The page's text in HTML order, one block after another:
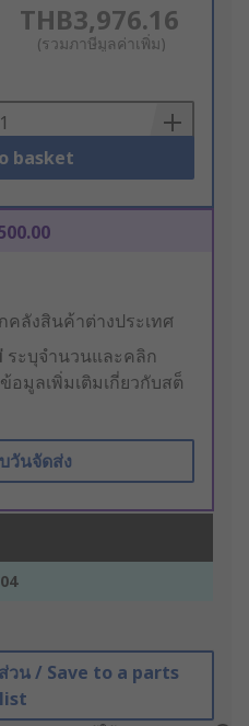
THB3,976.16
(รวมภาษีมูลค่าเพิ่ม)
basket
ลังสินค้าต่างประเทศ
ระบุจำนวนและคลิก
อมูลเพิ่มเติมเกี่ยวกับสต็
วันจัดส่ง
วน / Save to a parts
list